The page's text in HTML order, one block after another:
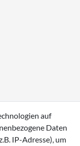
auf
Daten
IP-Adresse), um